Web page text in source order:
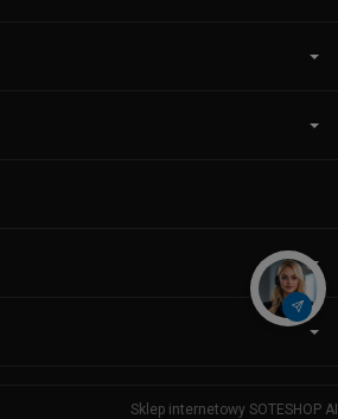
Sklep internetowy SOTESHOP AI